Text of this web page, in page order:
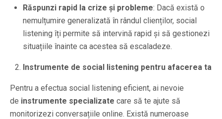
Răspunzi rapid la crize și probleme: Dacă există o
nemulțumire generalizată în rândul clienților, social
listening îți permite să intervină rapid și să gestionezi
situațiile înainte ca acestea să escaladeze.
Instrumente de social listening pentru afacerea ta
Pentru a efectua social listening eficient, ai nevoie
de instrumente specializate care să te ajute să
monitorizezi conversațiile online. Există numeroase